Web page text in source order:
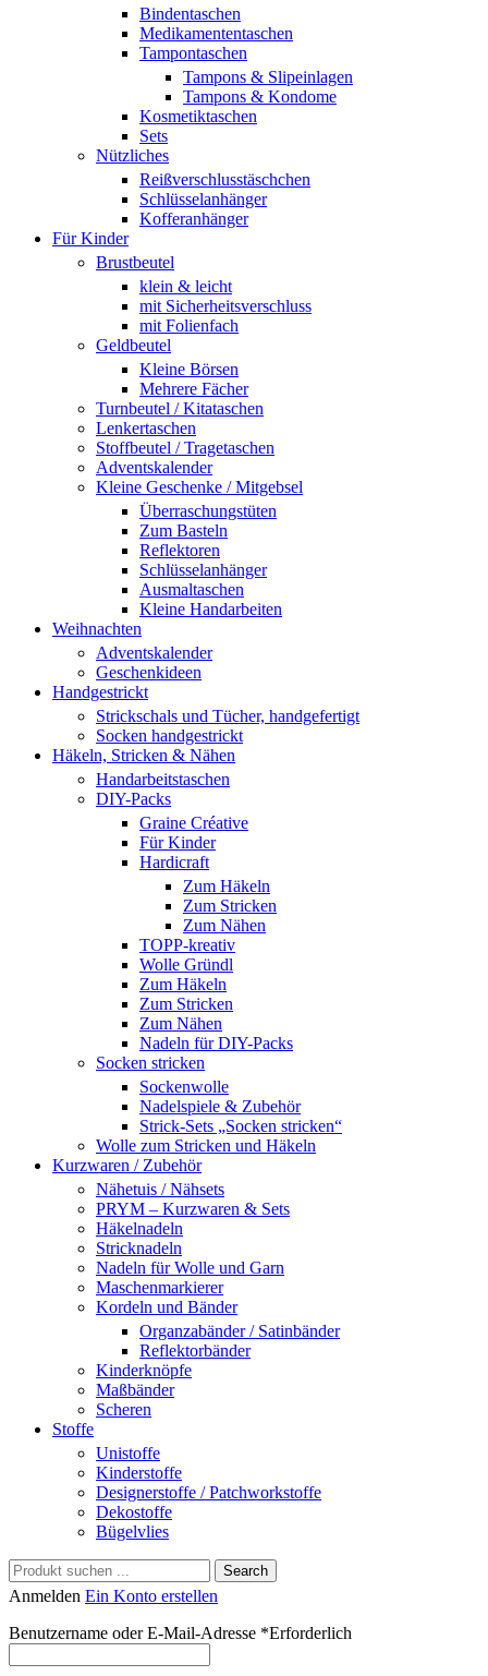
Bindentaschen
Medikamententaschen
Tampontaschen
Tampons & Slipeinlagen
Tampons & Kondome
Kosmetiktaschen
Sets
Nützliches
Reißverschlusstäschchen
Schlüsselanhänger
Kofferanhänger
Für Kinder
Brustbeutel
klein & leicht
mit Sicherheitsverschluss
mit Folienfach
Geldbeutel
Kleine Börsen
Mehrere Fächer
Turnbeutel / Kitataschen
Lenkertaschen
Stoffbeutel / Tragetaschen
Adventskalender
Kleine Geschenke / Mitgebsel
Überraschungstüten
Zum Basteln
Reflektoren
Schlüsselanhänger
Ausmaltaschen
Kleine Handarbeiten
Weihnachten
Adventskalender
Geschenkideen
Handgestrickt
Strickschals und Tücher, handgefertigt
Socken handgestrickt
Häkeln, Stricken & Nähen
Handarbeitstaschen
DIY-Packs
Graine Créative
Für Kinder
Hardicraft
Zum Häkeln
Zum Stricken
Zum Nähen
TOPP-kreativ
Wolle Gründl
Zum Häkeln
Zum Stricken
Zum Nähen
Nadeln für DIY-Packs
Socken stricken
Sockenwolle
Nadelspiele & Zubehör
Strick-Sets „Socken stricken“
Wolle zum Stricken und Häkeln
Kurzwaren / Zubehör
Nähetuis / Nähsets
PRYM – Kurzwaren & Sets
Häkelnadeln
Stricknadeln
Nadeln für Wolle und Garn
Maschenmarkierer
Kordeln und Bänder
Organzabänder / Satinbänder
Reflektorbänder
Kinderknöpfe
Maßbänder
Scheren
Stoffe
Unistoffe
Kinderstoffe
Designerstoffe / Patchworkstoffe
Dekostoffe
Bügelvlies
Search
Anmelden Ein Konto erstellen
Benutzername oder E-Mail-Adresse *Erforderlich